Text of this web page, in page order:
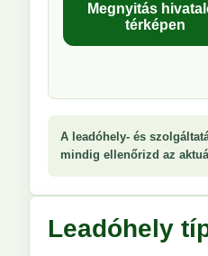
Megnyitás
térképen
A leadóhely- és
mindig ellenőrizd az
Leadóhely